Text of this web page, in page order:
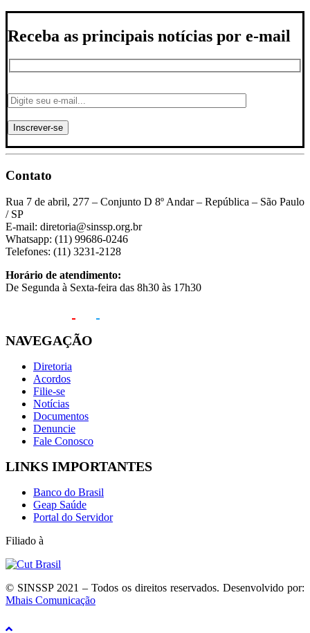
Receba as principais notícias por e-mail
Contato
Rua 7 de abril, 277 – Conjunto D 8º Andar – República – São Paulo
/ SP
E-mail: diretoria@sinssp.org.br
Whatsapp: (11) 99686-0246
Telefones: (11) 3231-2128
Horário de atendimento:
De Segunda à Sexta-feira das 8h30 às 17h30
NAVEGAÇÃO
Diretoria
Acordos
Filie-se
Notícias
Documentos
Denuncie
Fale Conosco
LINKS IMPORTANTES
Banco do Brasil
Geap Saúde
Portal do Servidor
Filiado à
© SINSSP 2021 – Todos os direitos reservados. Desenvolvido por:
Mhais Comunicação